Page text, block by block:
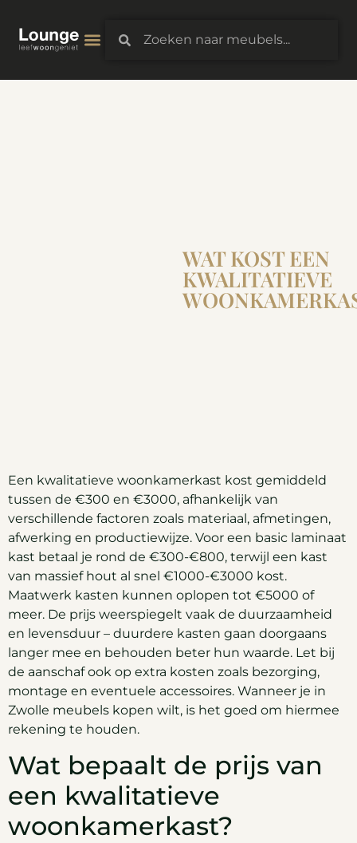
WAT KOST EEN
KWALITATIEVE
Een kwalitatieve woonkamerkast kost gemiddeld
tussen de €300 en €3000, afhankelijk van
verschillende factoren zoals materiaal, afmetingen,
afwerking en productiewijze. Voor een basic laminaat
kast betaal je rond de €300-€800, terwijl een kast
van massief hout al snel €1000-€3000 kost.
Maatwerk kasten kunnen oplopen tot €5000 of
meer. De prijs weerspiegelt vaak de duurzaamheid
en levensduur – duurdere kasten gaan doorgaans
langer mee en behouden beter hun waarde. Let bij
de aanschaf ook op extra kosten zoals bezorging,
montage en eventuele accessoires. Wanneer je in
Zwolle meubels kopen wilt, is het goed om hiermee
rekening te houden.
Wat bepaalt de prijs van
een kwalitatieve
woonkamerkast?